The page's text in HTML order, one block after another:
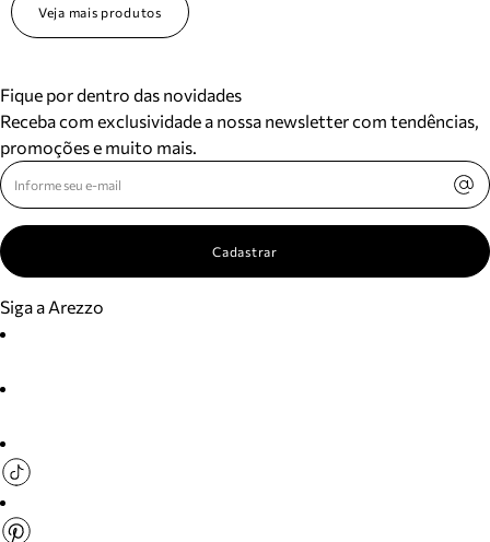
Veja mais produtos
Fique por dentro das novidades
Receba com exclusividade a nossa newsletter com tendências,
promoções e muito mais.
Cadastrar
Siga a Arezzo